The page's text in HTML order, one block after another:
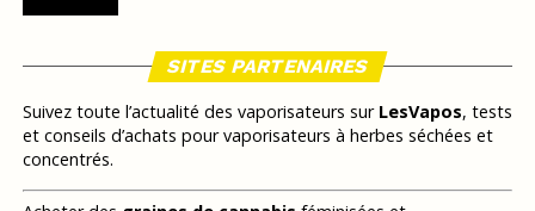
SITES PARTENAIRES
Suivez toute l’actualité des vaporisateurs sur LesVapos, tests
et conseils d’achats pour vaporisateurs à herbes séchées et
concentrés.